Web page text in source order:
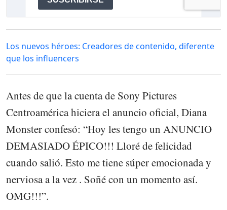
Los nuevos héroes: Creadores de contenido, diferente
que los influencers
Antes de que la cuenta de Sony Pictures
Centroamérica hiciera el anuncio oficial, Diana
Monster confesó: “Hoy les tengo un ANUNCIO
DEMASIADO ÉPICO!!! Lloré de felicidad
cuando salió. Esto me tiene súper emocionada y
nerviosa a la vez . Soñé con un momento así.
OMG!!!”.